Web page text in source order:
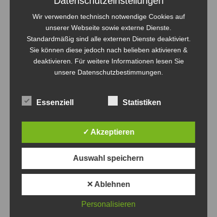
Heimspieltag am 17.01.2026
Landesklasse Frauen VonSven Orthmann 17. Januar 2026
Volley-Bombas am 17.01.26 die Teams II und III vom 1. VC
ll. Die Volley-Bombas kamen gleich gut ins Spiel, die
ausgelassen. Sie standen gut in der Annahme und
Wir verwenden technisch notwendige Cookies auf
unserer Webseite sowie externe Dienste.
Standardmäßig sind alle externen Dienste deaktiviert.
Sie können diese jedoch nach belieben aktivieren &
deaktivieren. Für weitere Informationen lesen Sie
unsere Datenschutzbestimmungen.
Essenziell Statistiken
✓ Akzeptieren
Auswahl speichern
✕ Ablehnen
Personalisieren